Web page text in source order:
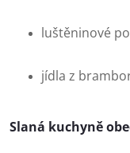
luštěninové
jídla z
Slaná kuchyně